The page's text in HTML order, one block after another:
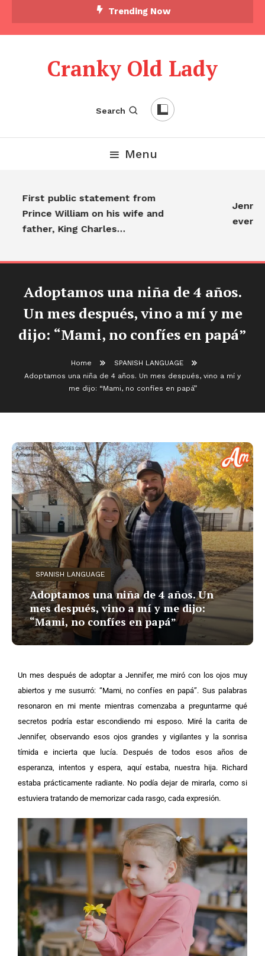
Trending Now
Cranky Old Lady
Search
Menu
First public statement from
Prince William on his wife and
father, King Charles…
Adoptamos una niña de 4 años.
Un mes después, vino a mí y me
dijo: “Mami, no confíes en papá”
Home
SPANISH LANGUAGE
Adoptamos una niña de 4 años. Un mes después, vino a mí y
me dijo: “Mami, no confíes en papá”
SPANISH LANGUAGE
Adoptamos una niña de 4 años. Un
mes después, vino a mí y me dijo:
“Mami, no confíes en papá”
Un mes después de adoptar a Jennifer, me miró con los ojos muy
abiertos y me susurró: “Mami, no confíes en papá”. Sus palabras
resonaron en mi mente mientras comenzaba a preguntarme qué
secretos podría estar escondiendo mi esposo. Miré la carita de
Jennifer, observando esos ojos grandes y vigilantes y la sonrisa
tímida e incierta que lucía. Después de todos esos años de
esperanza, intentos y espera, aquí estaba, nuestra hija. Richard
estaba prácticamente radiante. No podía dejar de mirarla, como si
estuviera tratando de memorizar cada rasgo, cada expresión.